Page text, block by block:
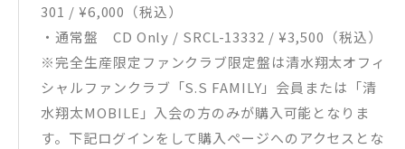
301 / ¥6,000（税込）
・通常盤 CD Only / SRCL-13332 / ¥3,500（税込）
※完全生産限定ファンクラブ限定盤は清水翔太オフィ
シャルファンクラブ「S.S FAMILY」会員または「清
水翔太MOBILE」入会の方のみが購入可能となりま
す。下記ログインをして購入ページへのアクセスとな